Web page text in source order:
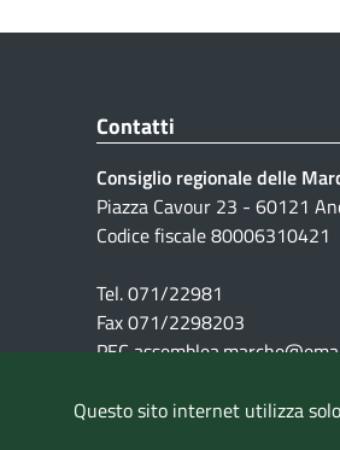
Contatti
Consiglio regionale delle
Piazza Cavour 23 - 60121
Codice fiscale 80006310421
Tel. 071/22981
Fax 071/2298203
PEC
Questo sito internet utilizza